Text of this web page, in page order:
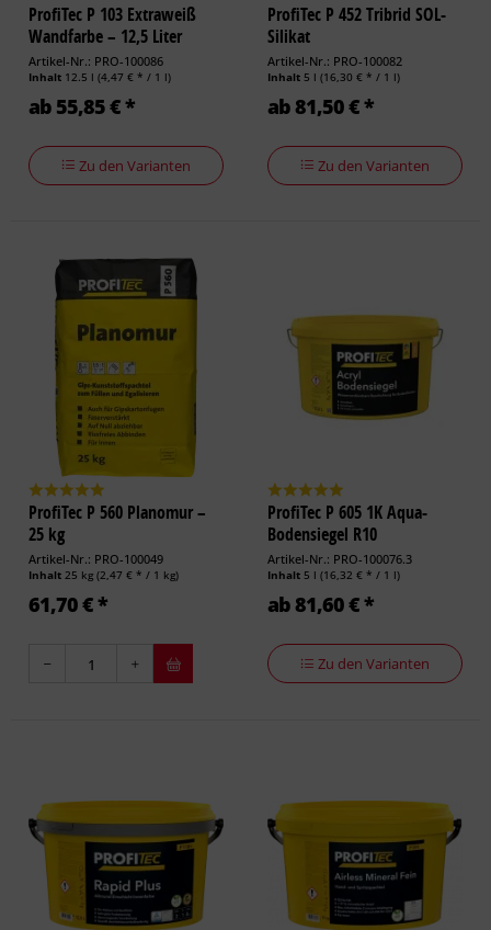
ProfiTec P 103 Extraweiß
Wandfarbe – 12,5 Liter
Artikel-Nr.: PRO-100086
Inhalt 12.5 l(4,47 € * / 1 l)
ab 55,85 € *
Zu den Varianten
ProfiTec P 452 Tribrid SOL-
Silikat
Artikel-Nr.: PRO-100082
Inhalt 5 l(16,30 € * / 1 l)
ab 81,50 € *
Zu den Varianten
ProfiTec P 560 Planomur –
25 kg
Artikel-Nr.: PRO-100049
Inhalt25 kg(2,47 € * / 1 kg)
61,70 € *
ProfiTec P 605 1K Aqua-
Bodensiegel R10
Artikel-Nr.: PRO-100076.3
Inhalt 5 l(16,32 € * / 1 l)
ab 81,60 € *
Zu den Varianten